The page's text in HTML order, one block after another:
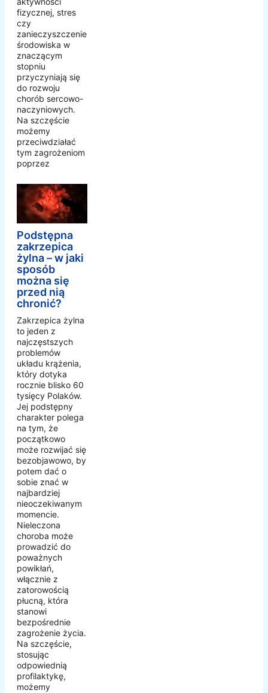
fizycznej, stres
czy
zanieczyszczenie
środowiska w
znaczącym
stopniu
przyczyniają się
do rozwoju
chorób sercowo-
naczyniowych.
Na szczęście
możemy
przeciwdziałać
tym zagrożeniom
poprzez
Podstępna
zakrzepica
żylna – w jaki
sposób
można się
przed nią
chronić?
Zakrzepica żylna
to jeden z
najczęstszych
problemów
układu krążenia,
który dotyka
rocznie blisko 60
tysięcy Polaków.
Jej podstępny
charakter polega
na tym, że
początkowo
może rozwijać się
bezobjawowo, by
potem dać o
sobie znać w
najbardziej
nieoczekiwanym
momencie.
Nieleczona
choroba może
prowadzić do
poważnych
powikłań,
włącznie z
zatorowością
płucną, która
stanowi
bezpośrednie
zagrożenie życia.
Na szczęście,
stosując
odpowiednią
profilaktykę,
możemy